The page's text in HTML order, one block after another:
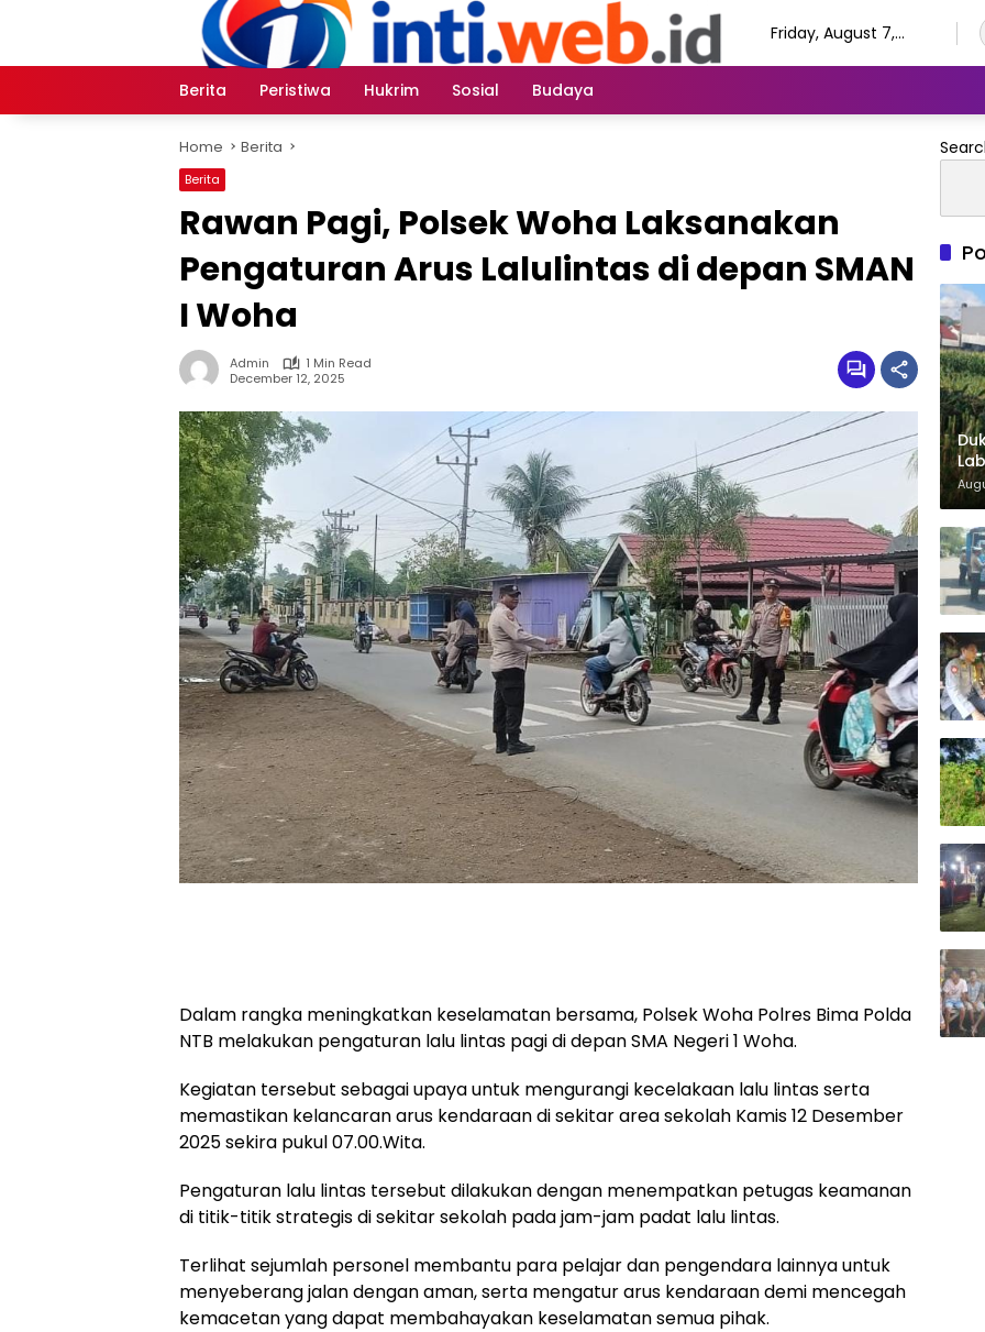
Friday, August 7,
Berita
Peristiwa Hukrim Sosial Budaya
Home Berita
Berita
Rawan Pagi, Polsek Woha Laksanakan
Pengaturan Arus Lalulintas di depan SMAN
I Woha
Admin
1 Min Read
December 12, 2025
Dalam rangka meningkatkan keselamatan bersama, Polsek Woha Polres Bima Polda
NTB melakukan pengaturan lalu lintas pagi di depan SMA Negeri 1 Woha.
Kegiatan tersebut sebagai upaya untuk mengurangi kecelakaan lalu lintas serta
memastikan kelancaran arus kendaraan di sekitar area sekolah Kamis 12 Desember
2025 sekira pukul 07.00.Wita.
Pengaturan lalu lintas tersebut dilakukan dengan menempatkan petugas keamanan
di titik-titik strategis di sekitar sekolah pada jam-jam padat lalu lintas.
Terlihat sejumlah personel membantu para pelajar dan pengendara lainnya untuk
menyeberang jalan dengan aman, serta mengatur arus kendaraan demi mencegah
kemacetan yang dapat membahayakan keselamatan semua pihak.
di